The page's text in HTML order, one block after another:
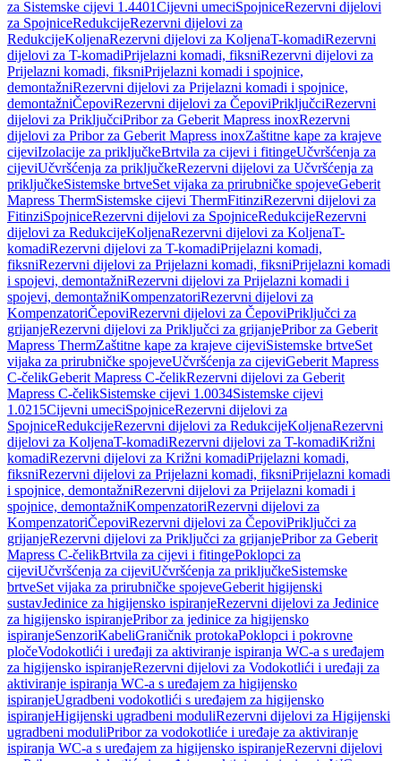
za Sistemske cijevi 1.4401Cijevni umeciSpojniceRezervni dijelovi
za SpojniceRedukcijeRezervni dijelovi za
RedukcijeKoljenaRezervni dijelovi za KoljenaT-komadiRezervni
dijelovi za T-komadiPrijelazni komadi, fiksniRezervni dijelovi za
Prijelazni komadi, fiksniPrijelazni komadi i spojnice,
demontažniRezervni dijelovi za Prijelazni komadi i spojnice,
demontažniČepoviRezervni dijelovi za ČepoviPriključciRezervni
dijelovi za PriključciPribor za Geberit Mapress inoxRezervni
dijelovi za Pribor za Geberit Mapress inoxZaštitne kape za krajeve
cijeviIzolacije za priključkeBrtvila za cijevi i fitingeUčvršćenja za
cijeviUčvršćenja za priključkeRezervni dijelovi za Učvršćenja za
priključkeSistemske brtveSet vijaka za prirubničke spojeveGeberit
Mapress ThermSistemske cijevi ThermFitinziRezervni dijelovi za
FitinziSpojniceRezervni dijelovi za SpojniceRedukcijeRezervni
dijelovi za RedukcijeKoljenaRezervni dijelovi za KoljenaT-
komadiRezervni dijelovi za T-komadiPrijelazni komadi,
fiksniRezervni dijelovi za Prijelazni komadi, fiksniPrijelazni komadi
i spojevi, demontažniRezervni dijelovi za Prijelazni komadi i
spojevi, demontažniKompenzatoriRezervni dijelovi za
KompenzatoriČepoviRezervni dijelovi za ČepoviPriključci za
grijanjeRezervni dijelovi za Priključci za grijanjePribor za Geberit
Mapress ThermZaštitne kape za krajeve cijeviSistemske brtveSet
vijaka za prirubničke spojeveUčvršćenja za cijeviGeberit Mapress
C-čelikGeberit Mapress C-čelikRezervni dijelovi za Geberit
Mapress C-čelikSistemske cijevi 1.0034Sistemske cijevi
1.0215Cijevni umeciSpojniceRezervni dijelovi za
SpojniceRedukcijeRezervni dijelovi za RedukcijeKoljenaRezervni
dijelovi za KoljenaT-komadiRezervni dijelovi za T-komadiKrižni
komadiRezervni dijelovi za Križni komadiPrijelazni komadi,
fiksniRezervni dijelovi za Prijelazni komadi, fiksniPrijelazni komadi
i spojnice, demontažniRezervni dijelovi za Prijelazni komadi i
spojnice, demontažniKompenzatoriRezervni dijelovi za
KompenzatoriČepoviRezervni dijelovi za ČepoviPriključci za
grijanjeRezervni dijelovi za Priključci za grijanjePribor za Geberit
Mapress C-čelikBrtvila za cijevi i fitingePoklopci za
cijeviUčvršćenja za cijeviUčvršćenja za priključkeSistemske
brtveSet vijaka za prirubničke spojeveGeberit higijenski
sustavJedinice za higijensko ispiranjeRezervni dijelovi za Jedinice
za higijensko ispiranjePribor za jedinice za higijensko
ispiranjeSenzoriKabeliGraničnik protokaPoklopci i pokrovne
pločeVodokotlići i uređaji za aktiviranje ispiranja WC-a s uređajem
za higijensko ispiranjeRezervni dijelovi za Vodokotlići i uređaji za
aktiviranje ispiranja WC-a s uređajem za higijensko
ispiranjeUgradbeni vodokotlići s uređajem za higijensko
ispiranjeHigijenski ugradbeni moduliRezervni dijelovi za Higijenski
ugradbeni moduliPribor za vodokotliće i uređaje za aktiviranje
ispiranja WC-a s uređajem za higijensko ispiranjeRezervni dijelovi